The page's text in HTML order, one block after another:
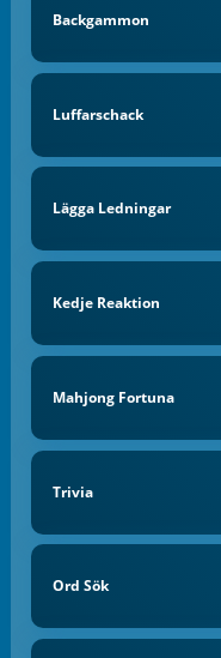
Backgammon
Luffarschack
Lägga Ledningar
Kedje Reaktion
Mahjong Fortuna
Trivia
Ord Sök